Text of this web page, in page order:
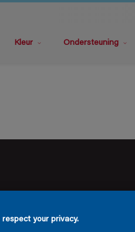
Kleur Ondersteuning
respect your privacy.